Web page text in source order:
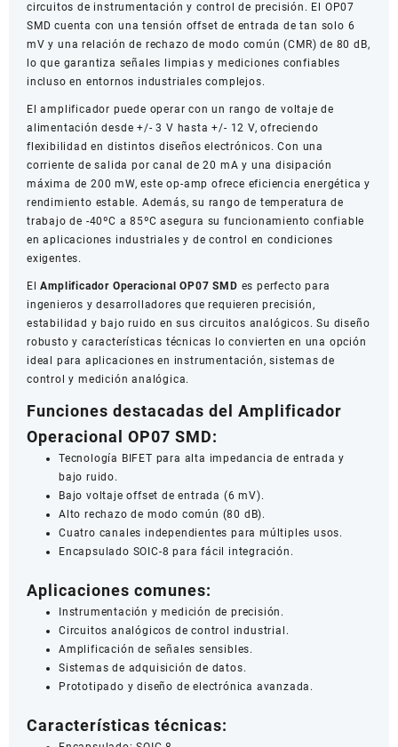
circuitos de instrumentación y control de precisión. El OP07
SMD cuenta con una tensión offset de entrada de tan solo 6
mV y una relación de rechazo de modo común (CMR) de 80 dB,
lo que garantiza señales limpias y mediciones confiables
incluso en entornos industriales complejos.
El amplificador puede operar con un rango de voltaje de
alimentación desde +/- 3 V hasta +/- 12 V, ofreciendo
flexibilidad en distintos diseños electrónicos. Con una
corriente de salida por canal de 20 mA y una disipación
máxima de 200 mW, este op-amp ofrece eficiencia energética y
rendimiento estable. Además, su rango de temperatura de
trabajo de -40ºC a 85ºC asegura su funcionamiento confiable
en aplicaciones industriales y de control en condiciones
exigentes.
ElAmplificador Operacional OP07 SMD es perfecto para
ingenieros y desarrolladores que requieren precisión,
estabilidad y bajo ruido en sus circuitos analógicos. Su diseño
robusto y características técnicas lo convierten en una opción
ideal para aplicaciones en instrumentación, sistemas de
control y medición analógica.
Funciones destacadas del Amplificador
Operacional OP07 SMD:
Tecnología BIFET para alta impedancia de entrada y
bajo ruido.
Bajo voltaje offset de entrada (6 mV).
Alto rechazo de modo común (80 dB).
Cuatro canales independientes para múltiples usos.
Encapsulado SOIC-8 para fácil integración.
Aplicaciones comunes:
Instrumentación y medición de precisión.
Circuitos analógicos de control industrial.
Amplificación de señales sensibles.
Sistemas de adquisición de datos.
Prototipado y diseño de electrónica avanzada.
Características técnicas: